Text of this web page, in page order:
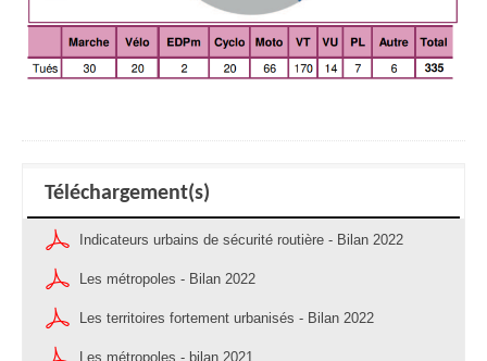
Téléchargement(s)
Indicateurs urbains de sécurité routière - Bilan 2022
Les métropoles - Bilan 2022
Les territoires fortement urbanisés - Bilan 2022
Les métropoles - bilan 2021